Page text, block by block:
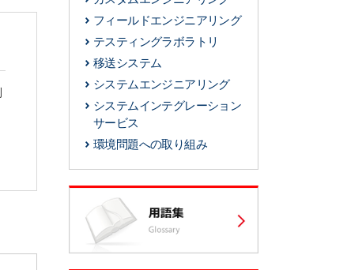
フィールドエンジニアリング
テスティングラボラトリ
移送システム
システムエンジニアリング
システムインテグレーション
サービス
環境問題への取り組み